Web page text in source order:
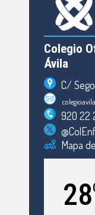
Colegio
Ávila
C/
920 22
Mapa
28